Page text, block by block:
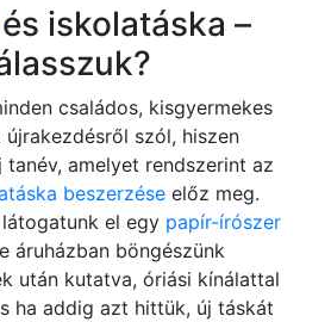
és iskolatáska –
családos, kisgyermekes
szól, hiszen
amelyet rendszerint az
beszerzése előz meg.
el egy papír-írószer
áruházban böngészünk
után kutatva, óriási kínálattal
ha addig azt hittük, új táskát